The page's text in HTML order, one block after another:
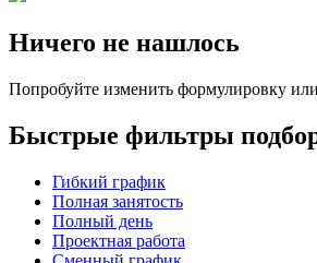
Ничего не нашлось
Попробуйте изменить формулировку
Быстрые фильтры
Гибкий график
Полная занятость
Полный день
Проектная работа